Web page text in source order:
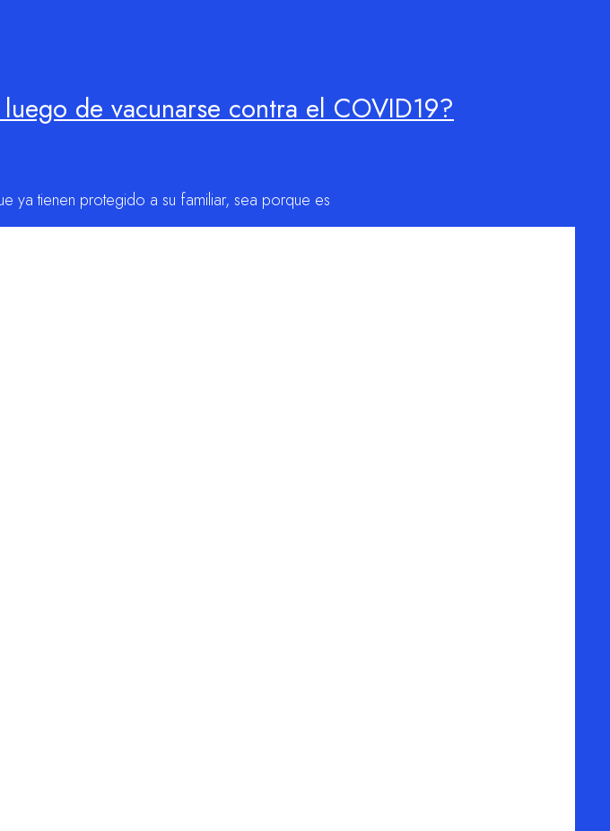
de vacunarse contra el COVID19?
ya tienen protegido a su familiar, sea porque es